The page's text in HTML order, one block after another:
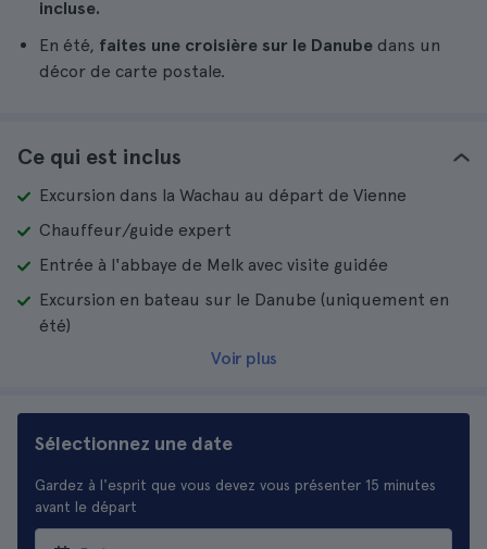
incluse.
En été, faites une croisière sur le Danube dans un
décor de carte postale.
Ce qui est inclus
Excursion dans la Wachau au départ de Vienne
Chauffeur/guide expert
Entrée à l'abbaye de Melk avec visite guidée
Excursion en bateau sur le Danube (uniquement en
été)
Voir plus
Sélectionnez une date
Gardez à l'esprit que vous devez vous présenter 15 minutes
avant le départ